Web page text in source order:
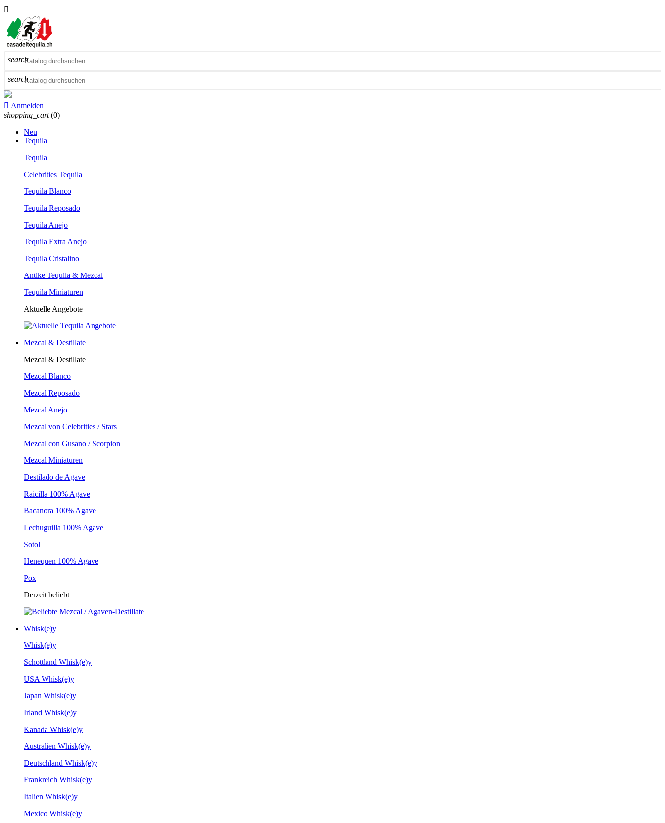

search
search
 Anmelden
shopping_cart (0)
Neu
Tequila
Tequila
Celebrities Tequila
Tequila Blanco
Tequila Reposado
Tequila Anejo
Tequila Extra Anejo
Tequila Cristalino
Antike Tequila & Mezcal
Tequila Miniaturen
Aktuelle Angebote
Mezcal & Destillate
Mezcal & Destillate
Mezcal Blanco
Mezcal Reposado
Mezcal Anejo
Mezcal von Celebrities / Stars
Mezcal con Gusano / Scorpion
Mezcal Miniaturen
Destilado de Agave
Raicilla 100% Agave
Bacanora 100% Agave
Lechuguilla 100% Agave
Sotol
Henequen 100% Agave
Pox
Derzeit beliebt
Whisk(e)y
Whisk(e)y
Schottland Whisk(e)y
USA Whisk(e)y
Japan Whisk(e)y
Irland Whisk(e)y
Kanada Whisk(e)y
Australien Whisk(e)y
Deutschland Whisk(e)y
Frankreich Whisk(e)y
Italien Whisk(e)y
Mexico Whisk(e)y